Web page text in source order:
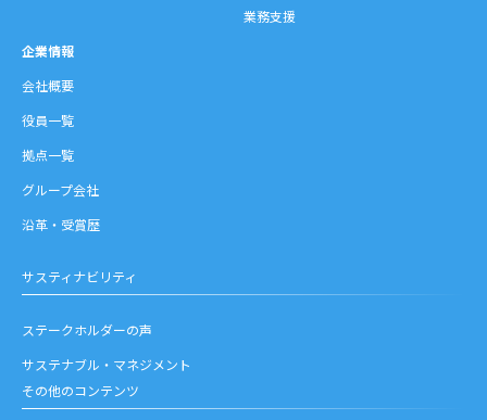
業務支援
企業情報
会社概要
役員一覧
拠点一覧
グループ会社
沿革・受賞歴
サスティナビリティ
ステークホルダーの声
サステナブル・マネジメント
その他のコンテンツ